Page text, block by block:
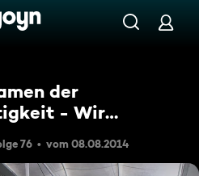
der
- Wir
76 vom 08.08.2014